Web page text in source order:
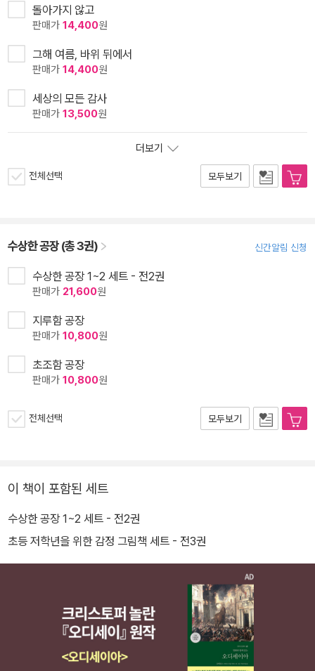
돌아가지 않고
판매가 14,400원
그해 여름, 바위 뒤에서
판매가 14,400원
세상의 모든 감사
판매가 13,500원
더보기
전체선택 모두보기
수상한 공장 (총 3권) 신간알림 신청
수상한 공장 1~2 세트 - 전2권
판매가 21,600원
지루함 공장
판매가 10,800원
초조함 공장
판매가 10,800원
전체선택 모두보기
이 책이 포함된 세트
수상한 공장 1~2 세트 - 전2권
초등 저학년을 위한 감정 그림책 세트 - 전3권